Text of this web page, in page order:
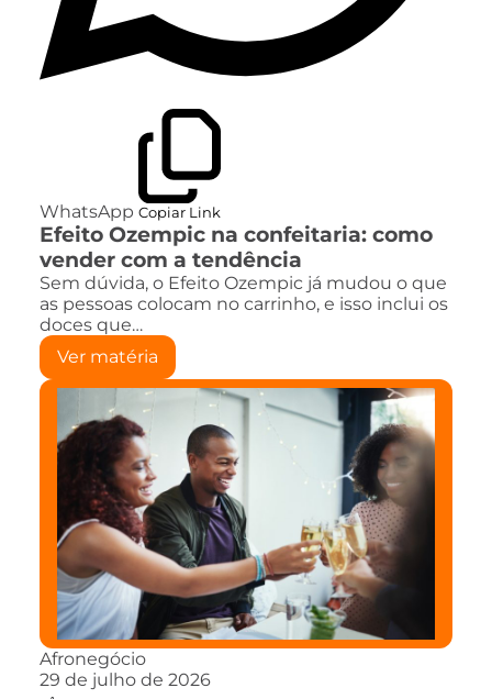
WhatsApp Copiar Link
Efeito Ozempic na confeitaria: como
vender com a tendência
Sem dúvida, o Efeito Ozempic já mudou o que
as pessoas colocam no carrinho, e isso inclui os
doces que…
Ver matéria
Afronegócio
29 de julho de 2026